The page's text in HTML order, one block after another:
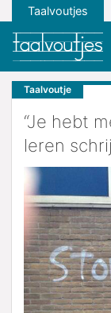
Taalvoutjes
Taalvoutje
“Je hebt
leren